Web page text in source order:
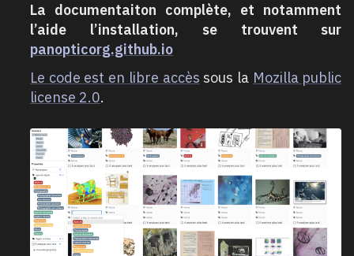
La documentaiton complète, et notamment
l’aide l’installation, se trouvent sur
panopticorg.github.io
Le code est en libre accès sous la Mozilla public
license 2.0.